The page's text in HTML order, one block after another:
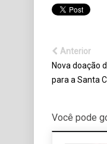
Anterior
Nova doação
para a Santa
Você pode